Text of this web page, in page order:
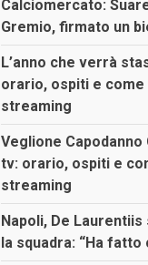
Calciomercato:
Gremio, firmato un
L’anno che verrà
orario, ospiti e
streaming
Veglione
tv: orario, ospiti e
streaming
Napoli, De
la squadra: “Ha